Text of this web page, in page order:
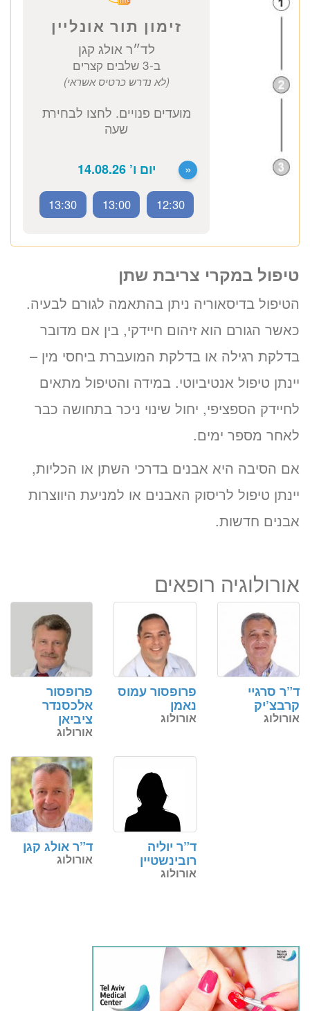
ד״ר אולג קגן
אורולוג בכיר
כתובת מרפאה: קויפמן 6 תל אביב
ייעוץ אורולוג
1280 ₪
037712804
זימון תור אונליין
מועדים פנויים. לחצו לבחירת
12:30
13:00
13:30
טיפול במקרי צריבת שתן
הטיפול בדיסאוריה ניתן בהתאמה לגורם לבעיה.
כאשר הגורם הוא זיהום חיידקי, בין אם מדובר
בדלקת רגילה או בדלקת המועברת ביחסי מין –
יינתן טיפול אנטיביוטי. במידה והטיפול מתאים
לחיידק הספציפי, יחול שינוי ניכר בתחושה כבר
לאחר מספר ימים.
אם הסיבה היא אבנים בדרכי השתן או הכליות,
יינתן טיפול לריסוק האבנים או למניעת היווצרות
אבנים חדשות.
אורולוגיה רופאים
פרופסור
אלכסנדר
ציביאן
אורולוג
פרופסור עמוס
נאמן
אורולוג
ד”ר סרגיי
קרבצ’יק
אורולוג
ד”ר אולג קגן
אורולוג
ד”ר יוליה
רובינשטיין
אורולוג